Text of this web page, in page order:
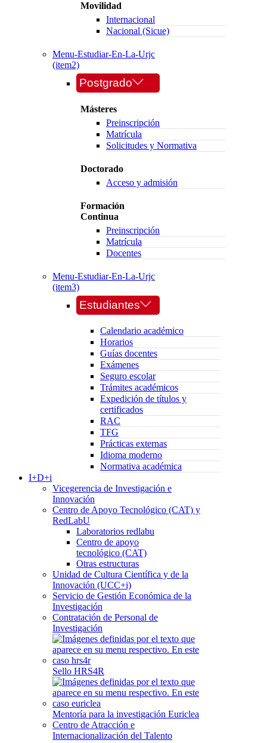
Movilidad
Internacional
Nacional (Sicue)
Menu-Estudiar-En-La-Urjc
(item2)
Postgrado
Másteres
Preinscripción
Matrícula
Solicitudes y Normativa
Doctorado
Acceso y admisión
Formación
Continua
Preinscripción
Matrícula
Docentes
Menu-Estudiar-En-La-Urjc
(item3)
Estudiantes
Calendario académico
Horarios
Guías docentes
Exámenes
Seguro escolar
Trámites académicos
Expedición de títulos y
certificados
RAC
TFG
Prácticas externas
Idioma moderno
Normativa académica
I+D+i
Vicegerencia de Investigación e
Innovación
Centro de Apoyo Tecnológico (CAT) y
RedLabU
Laboratorios redlabu
Centro de apoyo
tecnológico (CAT)
Otras estructuras
Unidad de Cultura Científica y de la
Innovación (UCC+i)
Servicio de Gestión Económica de la
Investigación
Contratación de Personal de
Investigación
Sello HRS4R
Mentoría para la investigación Euriclea
Centro de Atracción e
Internacionalización del Talento